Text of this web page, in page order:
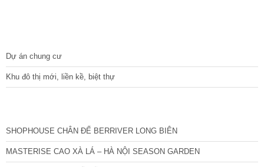
Dự án chung cư
Khu đô thị mới, liền kề, biệt thự
SHOPHOUSE CHÂN ĐẾ BERRIVER LONG BIÊN
MASTERISE CAO XÀ LÁ – HÀ NỘI SEASON GARDEN